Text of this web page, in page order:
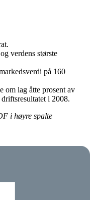
verdens største
på 160
om lag åtte prosent av
i 2008.
i høyre spalte